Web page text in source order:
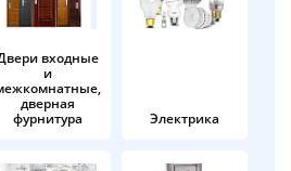
входные
и
дверная
фурнитура
Электрика
раз в 2
вопросы?
302-02-51
plait.ru